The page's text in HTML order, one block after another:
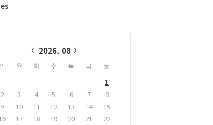
2026. 08
일 월 화 수 목 금
토
1
2
3 4 5 6 7
8
9
10 11 12 13 14
15
17 18 19 20 21
22